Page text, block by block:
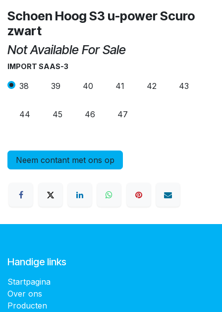
Schoen Hoog S3 u-power Scuro
zwart
Not Available For Sale
IMPORT SAAS-3
38 39 40 41 42 43
44 45 46 47
Neem contant met ons op
Handige links
Startpagina
Over ons
Producten